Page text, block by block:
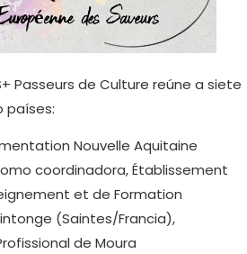
Passeurs de Culture reúne a siete
países:
Nouvelle Aquitaine
coordinadora, Établissement
et de Formation
(Saintes/Francia),
de Moura